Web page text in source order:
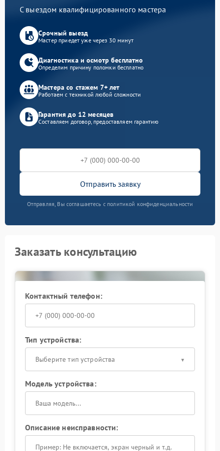
С выездом квалифицированного мастера
Срочный выезд
Мастер приедет уже через 30 минут
Диагностика и осмотр бесплатно
Определим причину поломки бесплатно
Мастера со стажем 7+ лет
Работаем с техникой любой сложности
Гарантия до 12 месяцев
Составляем договор, предоставляем гарантию
Отправить заявку
Отправляя, Вы соглашаетесь с политикой конфиденциальности
Заказать консультацию
Контактный телефон:
Тип устройства:
Выберите тип устройства
Модель устройства:
Описание неисправности: